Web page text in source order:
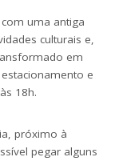
uma antiga
culturais e,
em
e
18h.
próximo à
pegar alguns